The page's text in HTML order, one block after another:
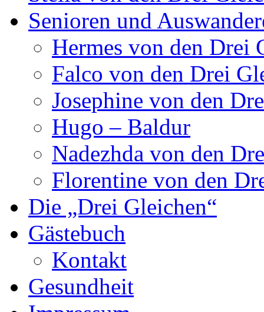
Senioren und
Hermes von den Drei
Falco von den Drei
Josephine von den
Hugo – Baldur
Nadezhda von den
Florentine von den
Die „Drei Gleichen“
Gästebuch
Kontakt
Gesundheit